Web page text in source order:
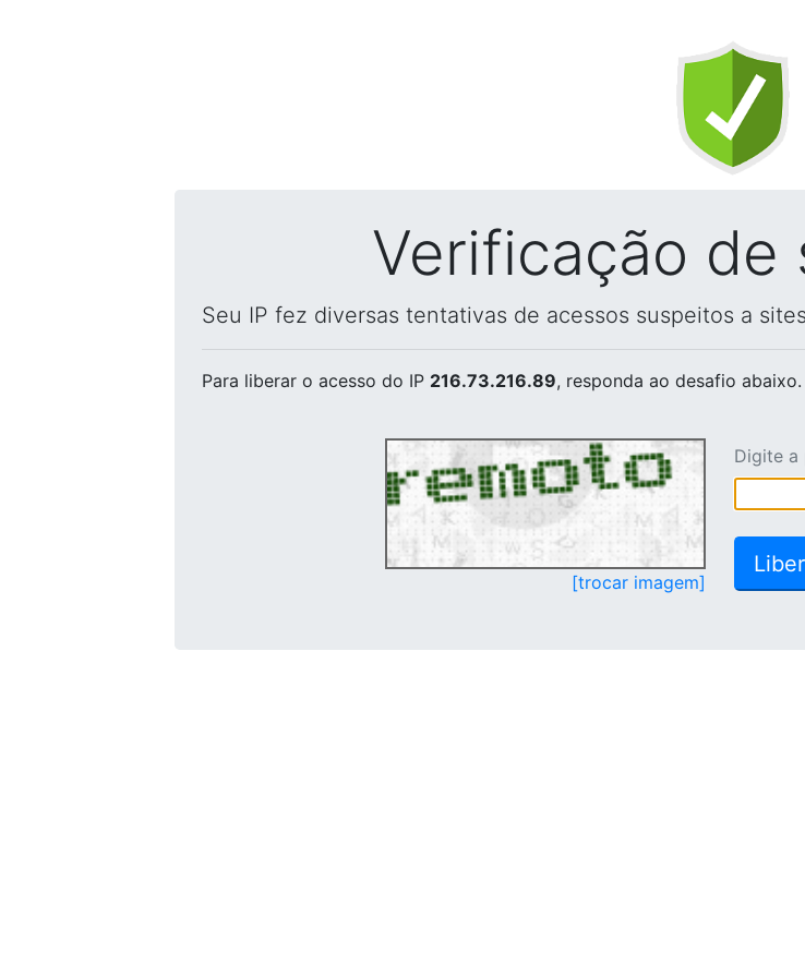
Verificação de
Seu IP fez diversas tentativas de acessos suspeitos a
Para liberar o acesso do IP 216.73.216.89, responda ao desafio abaixo.
[trocar imagem]
Digite a